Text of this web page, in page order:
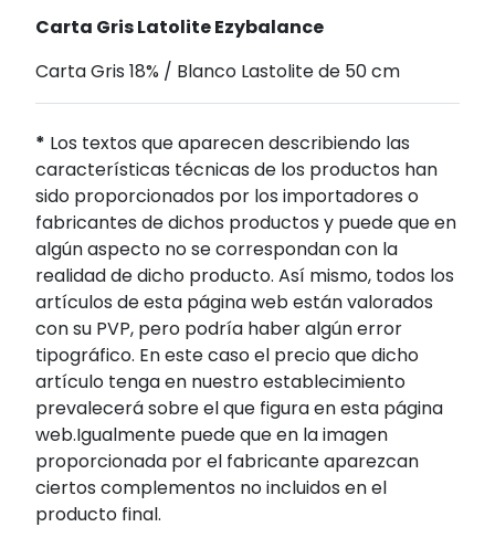
Carta Gris Latolite Ezybalance
Carta Gris 18% / Blanco Lastolite de 50 cm
* Los textos que aparecen describiendo las
características técnicas de los productos han
sido proporcionados por los importadores o
fabricantes de dichos productos y puede que en
algún aspecto no se correspondan con la
realidad de dicho producto. Así mismo, todos los
artículos de esta página web están valorados
con su PVP, pero podría haber algún error
tipográfico. En este caso el precio que dicho
artículo tenga en nuestro establecimiento
prevalecerá sobre el que figura en esta página
web.Igualmente puede que en la imagen
proporcionada por el fabricante aparezcan
ciertos complementos no incluidos en el
producto final.